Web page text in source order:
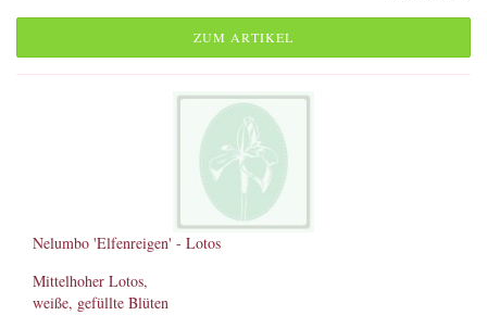
ZUM ARTIKEL
Nelumbo 'Elfenreigen' - Lotos
Mittelhoher Lotos,
weiße, gefüllte Blüten